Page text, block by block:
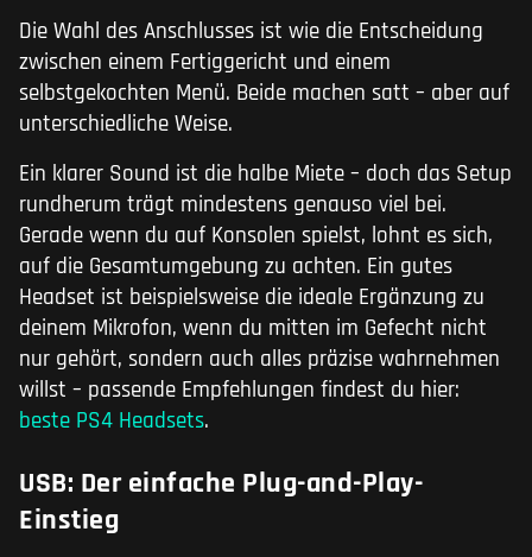
Die Wahl des Anschlusses ist wie die Entscheidung
zwischen einem Fertiggericht und einem
selbstgekochten Menü. Beide machen satt – aber auf
unterschiedliche Weise.
Ein klarer Sound ist die halbe Miete – doch das Setup
rundherum trägt mindestens genauso viel bei.
Gerade wenn du auf Konsolen spielst, lohnt es sich,
auf die Gesamtumgebung zu achten. Ein gutes
Headset ist beispielsweise die ideale Ergänzung zu
deinem Mikrofon, wenn du mitten im Gefecht nicht
nur gehört, sondern auch alles präzise wahrnehmen
willst – passende Empfehlungen findest du hier:
beste PS4 Headsets.
USB: Der einfache Plug-and-Play-
Einstieg